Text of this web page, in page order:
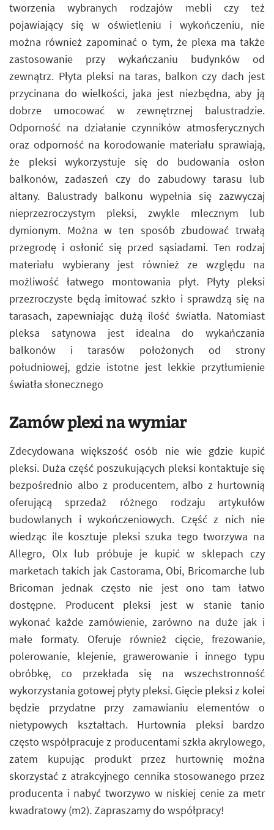
tworzenia wybranych rodzajów mebli czy też
pojawiający się w oświetleniu i wykończeniu, nie
można również zapominać o tym, że plexa ma także
zastosowanie przy wykańczaniu budynków od
zewnątrz. Płyta pleksi na taras, balkon czy dach jest
przycinana do wielkości, jaka jest niezbędna, aby ją
dobrze umocować w zewnętrznej balustradzie.
Odporność na działanie czynników atmosferycznych
oraz odporność na korodowanie materiału sprawiają,
że pleksi wykorzystuje się do budowania osłon
balkonów, zadaszeń czy do zabudowy tarasu lub
altany. Balustrady balkonu wypełnia się zazwyczaj
nieprzezroczystym pleksi, zwykle mlecznym lub
dymionym. Można w ten sposób zbudować trwałą
przegrodę i osłonić się przed sąsiadami. Ten rodzaj
materiału wybierany jest również ze względu na
możliwość łatwego montowania płyt. Płyty pleksi
przezroczyste będą imitować szkło i sprawdzą się na
tarasach, zapewniając dużą ilość światła. Natomiast
pleksa satynowa jest idealna do wykańczania
balkonów i tarasów położonych od strony
południowej, gdzie istotne jest lekkie przytłumienie
światła słonecznego
Zamów plexi na wymiar
Zdecydowana większość osób nie wie gdzie kupić
pleksi. Duża część poszukujących pleksi kontaktuje się
bezpośrednio albo z producentem, albo z hurtownią
oferującą sprzedaż różnego rodzaju artykułów
budowlanych i wykończeniowych. Część z nich nie
wiedząc ile kosztuje pleksi szuka tego tworzywa na
Allegro, Olx lub próbuje je kupić w sklepach czy
marketach takich jak Castorama, Obi, Bricomarche lub
Bricoman jednak często nie jest ono tam łatwo
dostępne. Producent pleksi jest w stanie tanio
wykonać każde zamówienie, zarówno na duże jak i
małe formaty. Oferuje również cięcie, frezowanie,
polerowanie, klejenie, grawerowanie i innego typu
obróbkę, co przekłada się na wszechstronność
wykorzystania gotowej płyty pleksi. Gięcie pleksi z kolei
będzie przydatne przy zamawianiu elementów o
nietypowych kształtach. Hurtownia pleksi bardzo
często współpracuje z producentami szkła akrylowego,
zatem kupując produkt przez hurtownię można
skorzystać z atrakcyjnego cennika stosowanego przez
producenta i nabyć tworzywo w niskiej cenie za metr
kwadratowy (m2). Zapraszamy do współpracy!